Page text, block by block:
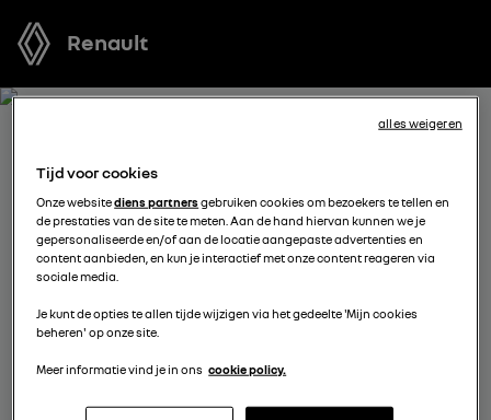
Renault
ONTVANG GRATIS JOUW
OFFERTE VOOR AUSTRAL
FULL HYBRID E-TECH
offerte voor te stellen, met financieringsmogelijkheden
je aankoopplannen.
Tijd voor cookies
Onze websitediens partnersgebruiken cookies om bezoekers te tellen en
de prestaties van de site te meten. Aan de hand hiervan kunnen we je
gepersonaliseerde en/of aan de locatie aangepaste advertenties en
content aanbieden, en kun je interactief met onze content reageren via
sociale media.
Je kunt de opties te allen tijde wijzigen via het gedeelte 'Mijn cookies
beheren' op onze site.
Meer informatie vind je in ons cookie policy.
alles weigeren